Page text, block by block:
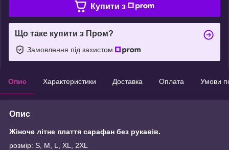
Купити з
Що таке купити з Пром?
Замовлення під захистом
Опис Характеристики Доставка Оплата Умови
Опис
Жіноче літне плаття сарафан без рукавів.
розмір: S, M, L, XL, 2XL